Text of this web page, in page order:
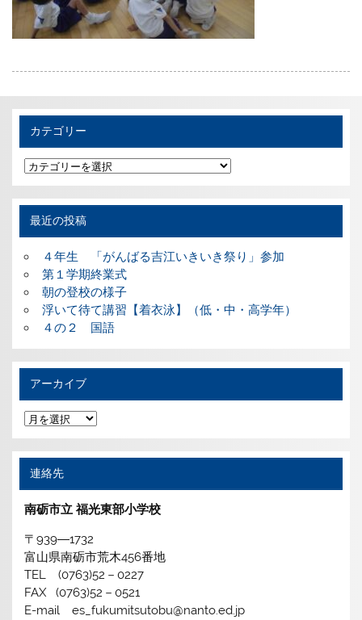
カテゴリー
カ
テ
ゴ
リ
最近の投稿
４年生 「がんばる吉江いきいき祭り」参加
第１学期終業式
朝の登校の様子
浮いて待て講習【着衣泳】（低・中・高学年）
４の２ 国語
アーカイブ
ア
ー
カ
イ
連絡先
南砺市立 福光東部小学校
〒939―1732
富山県南砺市荒木456番地
TEL (0763)52－0227
FAX (0763)52－0521
E-mail es_fukumitsutobu@nanto.ed.jp